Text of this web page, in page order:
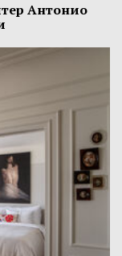
Антонио